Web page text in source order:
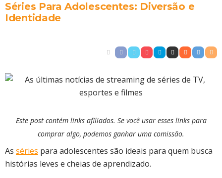
Séries Para Adolescentes: Diversão e
Identidade
Este post contém links afiliados. Se você usar esses links para
comprar algo, podemos ganhar uma comissão.
As séries para adolescentes são ideais para quem busca
histórias leves e cheias de aprendizado.